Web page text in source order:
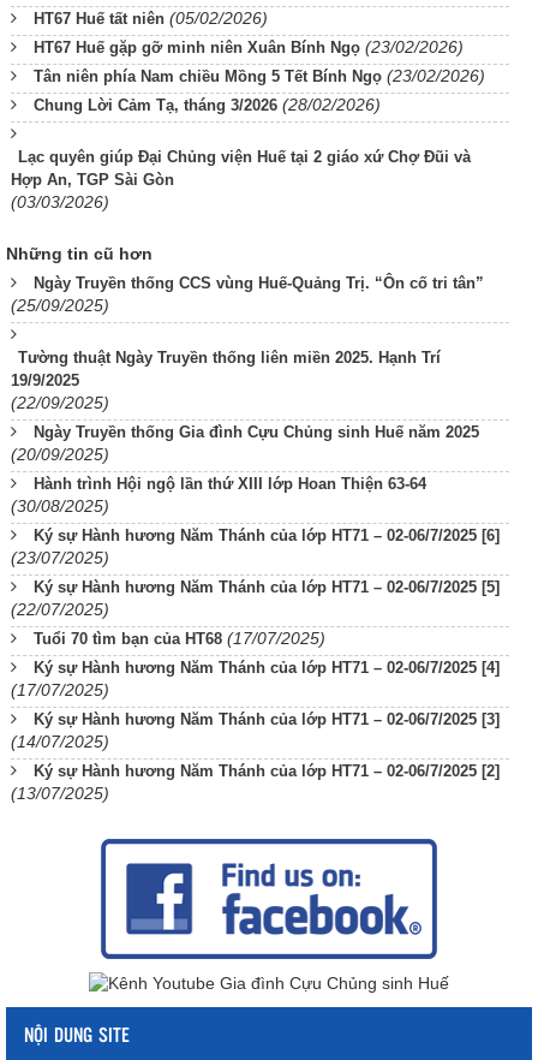
HT67 Huế tất niên (05/02/2026)
HT67 Huế gặp gỡ minh niên Xuân Bính Ngọ (23/02/2026)
Tân niên phía Nam chiều Mồng 5 Tết Bính Ngọ (23/02/2026)
Chung Lời Cảm Tạ, tháng 3/2026 (28/02/2026)
Lạc quyên giúp Đại Chủng viện Huế tại 2 giáo xứ Chợ Đũi và
Hợp An, TGP Sài Gòn
(03/03/2026)
Những tin cũ hơn
Ngày Truyền thống CCS vùng Huế-Quảng Trị. “Ôn cố tri tân”
(25/09/2025)
Tường thuật Ngày Truyền thống liên miền 2025. Hạnh Trí
19/9/2025
(22/09/2025)
Ngày Truyền thống Gia đình Cựu Chủng sinh Huế năm 2025
(20/09/2025)
Hành trình Hội ngộ lần thứ XIII lớp Hoan Thiện 63-64
(30/08/2025)
Ký sự Hành hương Năm Thánh của lớp HT71 – 02-06/7/2025 [6]
(23/07/2025)
Ký sự Hành hương Năm Thánh của lớp HT71 – 02-06/7/2025 [5]
(22/07/2025)
Tuổi 70 tìm bạn của HT68 (17/07/2025)
Ký sự Hành hương Năm Thánh của lớp HT71 – 02-06/7/2025 [4]
(17/07/2025)
Ký sự Hành hương Năm Thánh của lớp HT71 – 02-06/7/2025 [3]
(14/07/2025)
Ký sự Hành hương Năm Thánh của lớp HT71 – 02-06/7/2025 [2]
(13/07/2025)
NỘI DUNG SITE